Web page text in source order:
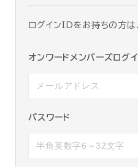
ログインIDをお持ちの方は
オンワードメンバーズログ
パスワード